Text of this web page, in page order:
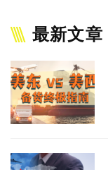
最新文章